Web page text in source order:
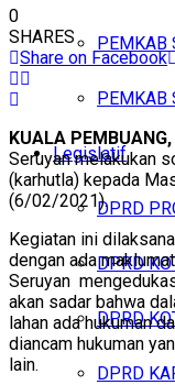
PEMKAB
PEMKAB
Legislatif
DPRD
DPRD
DPRD
DPRD
0
SHARES
Share on Facebook
KUALA
Seruyan melakukan
(karhutla) kepada
(6/02/2021).
Kegiatan ini
dengan ada
Seruyan
akan sadar bahwa
lahan ada hukuman
diancam hukuman
lain.